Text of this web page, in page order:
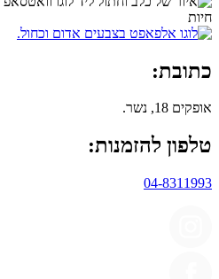
כתובת:
אופקים 18, נשר.
טלפון להזמנות:
04-8311993